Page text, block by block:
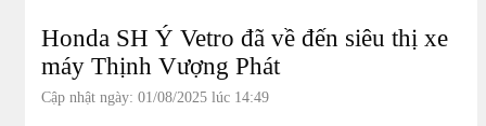
Honda SH Ý Vetro đã về đến siêu thị xe
máy Thịnh Vượng Phát
Cập nhật ngày: 01/08/2025 lúc 14:49